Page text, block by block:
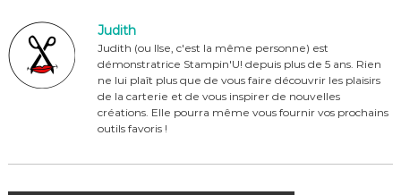
b
o
o
st r
Judith
Judith (ou Ilse, c'est la même personne) est
démonstratrice Stampin'U! depuis plus de 5 ans. Rien
ne lui plaît plus que de vous faire découvrir les plaisirs
de la carterie et de vous inspirer de nouvelles
créations. Elle pourra même vous fournir vos prochains
outils favoris !